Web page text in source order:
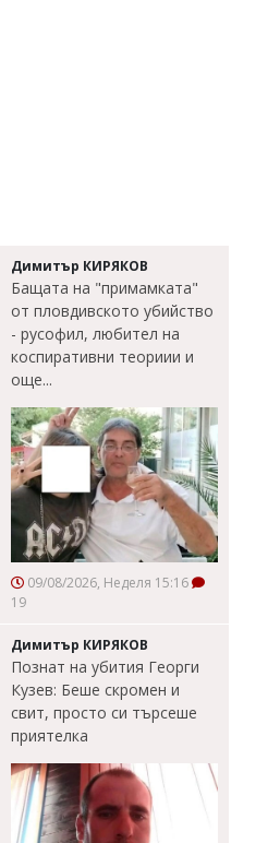
Димитър КИРЯКОВ
Бащата на "примамката"
от пловдивското убийство
- русофил, любител на
коспиративни теориии и
още...
09/08/2026, Неделя 15:16
19
Димитър КИРЯКОВ
Познат на убития Георги
Кузев: Беше скромен и
свит, просто си търсеше
приятелка